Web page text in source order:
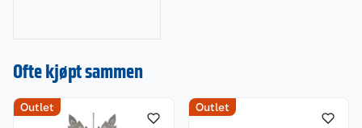
juletrær. Gjør
julehandelen enkel
og stressfri hos oss!
Ofte kjøpt sammen
Outlet Outlet